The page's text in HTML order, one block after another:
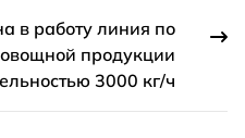
в работу линия по
продукции
3000 кг/ч